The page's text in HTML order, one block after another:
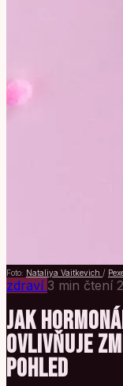
Foto: Nataliya Vaitkevich /
zdraví 3 min čtení
JAK
OVLIVŇUJE
POHLED